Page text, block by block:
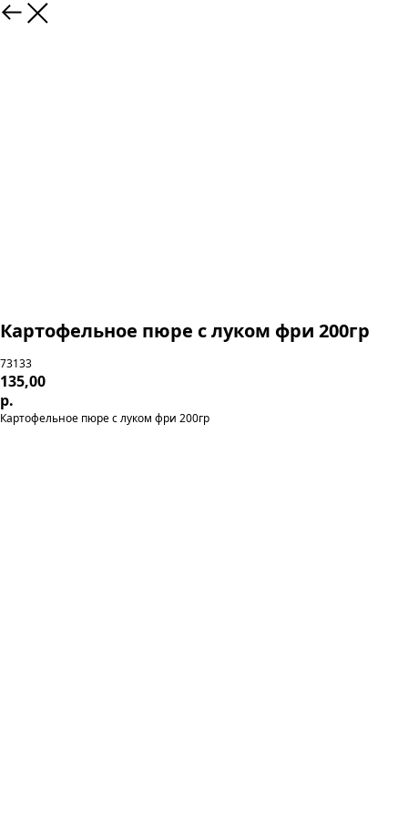
Картофельное пюре с луком фри 200гр
73133
135,00
р.
Картофельное пюре с луком фри 200гр